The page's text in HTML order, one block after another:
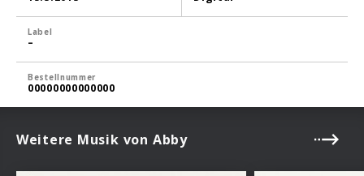
Label
–
Bestellnummer
00000000000000
Weitere Musik von Abby